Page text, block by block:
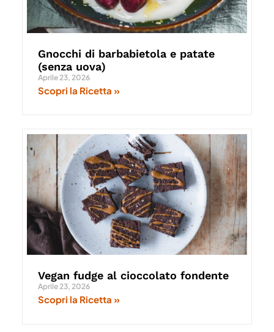
Gnocchi di barbabietola e patate
(senza uova)
Aprile 23, 2026
Scopri la Ricetta »
Vegan fudge al cioccolato fondente
Aprile 23, 2026
Scopri la Ricetta »